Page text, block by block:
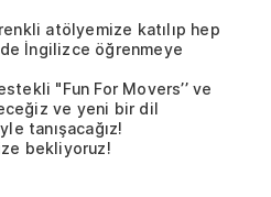
atölyemize katılıp hep
İngilizce öğrenmeye
"Fun For Movers’’ ve
ve yeni bir dil
tanışacağız!
bekliyoruz!